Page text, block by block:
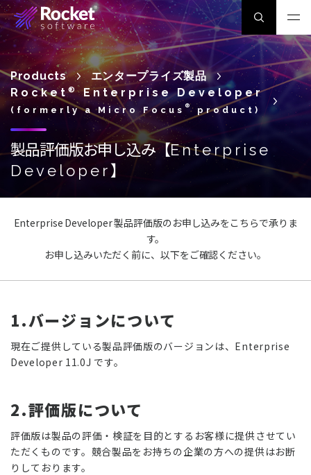
Products
エンタープライズ製品
Rocket®Enterprise Developer
(formerly a Micro Focus ® product)
製品評価版お申し込み【Enterprise
Developer】
Enterprise Developer 製品評価版のお申し込みをこちらで承りま
す。
お申し込みいただく前に、以下をご確認ください。
1.バージョンについて
現在ご提供している製品評価版のバージョンは、Enterprise
Developer 11.0J です。
2.評価版について
評価版は製品の評価・検証を目的とするお客様に提供させてい
ただくものです。競合製品をお持ちの企業の方への提供はお断
りしております。